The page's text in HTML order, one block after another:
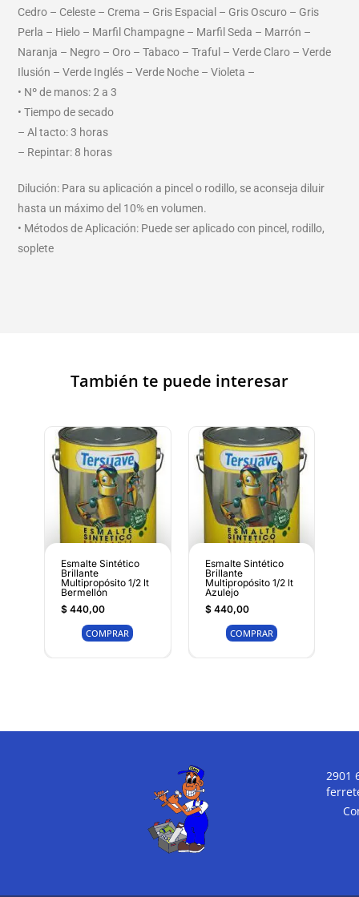
Cedro – Celeste – Crema – Gris Espacial – Gris Oscuro – Gris
Perla – Hielo – Marfil Champagne – Marfil Seda – Marrón –
Naranja – Negro – Oro – Tabaco – Traful – Verde Claro – Verde
Ilusión – Verde Inglés – Verde Noche – Violeta –
• Nº de manos: 2 a 3
• Tiempo de secado
– Al tacto: 3 horas
– Repintar: 8 horas
Dilución: Para su aplicación a pincel o rodillo, se aconseja diluir
hasta un máximo del 10% en volumen.
• Métodos de Aplicación: Puede ser aplicado con pincel, rodillo,
soplete
También te puede interesar
Esmalte Sintético
Brillante
Multipropósito 1/2 lt
Bermellón
$440,00
COMPRAR
Esmalte Sintético
Brillante
Multipropósito 1/2 lt
Azulejo
$440,00
COMPRAR
2901